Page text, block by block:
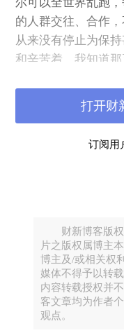
的人群交往、合作
从来没有停止为保
和辛苦着，我知道
而喜欢自由，就意
让我必须做一些不
不犹豫地放弃。我
堆，有自己喜好的
这也就是环境的因
这可能是催化理想
者医生，后来发现
的路上。读博士的
发现当教授可不是
订阅用
打开财
财新博客版权
片之版权属博主
博主及/或相关权
媒体不得予以转
内容转载授权并
客文章均为作者
观点。